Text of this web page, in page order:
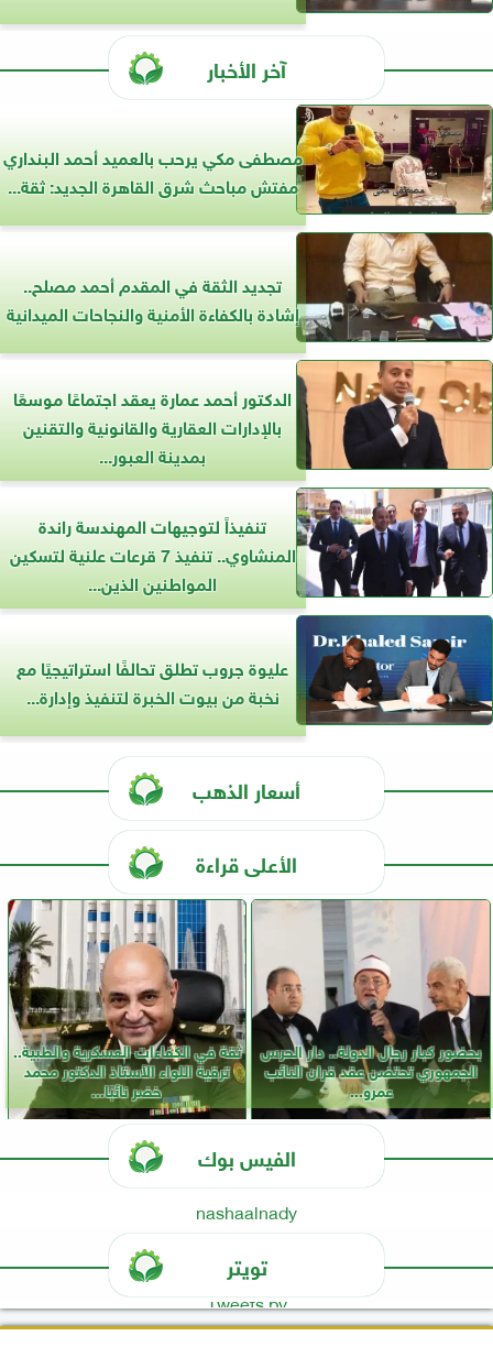
آخر الأخبار
مصطفى مكي يرحب بالعميد أحمد البنداري
مفتش مباحث شرق القاهرة الجديد: ثقة...
تجديد الثقة في المقدم أحمد مصلح..
إشادة بالكفاءة الأمنية والنجاحات الميدانية
الدكتور أحمد عمارة يعقد اجتماعًا موسعًا
بالإدارات العقارية والقانونية والتقنين
بمدينة العبور...
تنفيذاً لتوجيهات المهندسة راندة
المنشاوي.. تنفيذ 7 قرعات علنية لتسكين
المواطنين الذين...
عليوة جروب تطلق تحالفًا استراتيجيًا مع
نخبة من بيوت الخبرة لتنفيذ وإدارة...
أسعار الذهب
الأعلى قراءة
بحضور كبار رجال الدولة.. دار الحرس
الجمهوري تحتضن عقد قران النائب
عمرو...
ثقة في الكفاءات العسكرية والطبية..
ترقية اللواء الأستاذ الدكتور محمد
خضر نائبًا...
الفيس بوك
nashaalnady
تويتر
Tweets by